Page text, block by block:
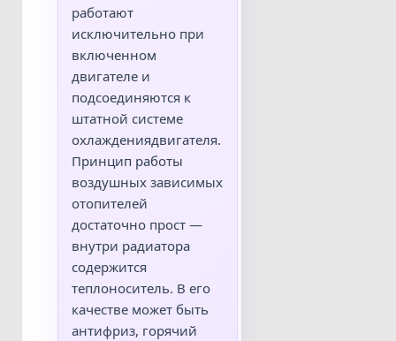
работают
исключительно при
включенном
двигателе и
подсоединяются к
штатной системе
охлаждениядвигателя.
Принцип работы
воздушных зависимых
отопителей
достаточно прост —
внутри радиатора
содержится
теплоноситель. В его
качестве может быть
антифриз, горячий